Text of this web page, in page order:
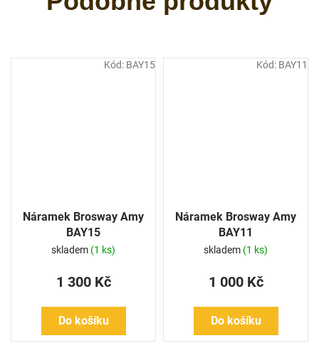
Náramek Brosway Amy
BAY15
skladem (1 ks)
1 300 Kč
Do košíku
Kód: BAY15
Náramek Brosway Amy
BAY11
skladem (1 ks)
1 000 Kč
Do košíku
Kód: BAY11